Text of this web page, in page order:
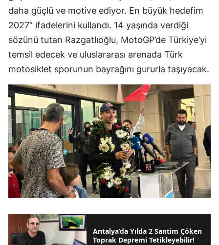
daha güçlü ve motive ediyor. En büyük hedefim
2027” ifadelerini kullandı. 14 yaşında verdiği
sözünü tutan Razgatlıoğlu, MotoGP’de Türkiye’yi
temsil edecek ve uluslararası arenada Türk
motosiklet sporunun bayrağını gururla taşıyacak.
Antalya’da Yılda 2 Santim Çöken
Toprak Depremi Tetikleyebilir!